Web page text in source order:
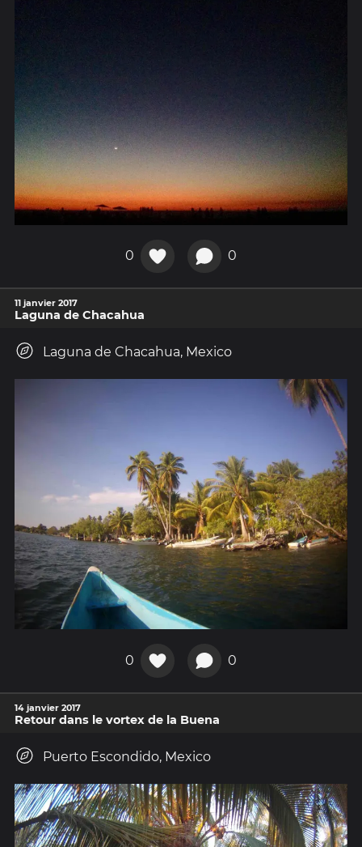
0 0
11 janvier 2017
Laguna de Chacahua
Laguna de Chacahua, Mexico
0 0
14 janvier 2017
Retour dans le vortex de la Buena
Puerto Escondido, Mexico